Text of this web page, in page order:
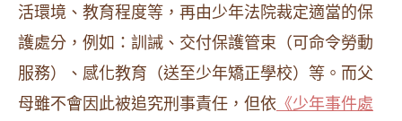
活環境、教育程度等，再由少年法院裁定適當的保
護處分，例如：訓誡、交付保護管束（可命令勞動
服務）、感化教育（送至少年矯正學校）等。而父
母雖不會因此被追究刑事責任，但依 《少年事件處